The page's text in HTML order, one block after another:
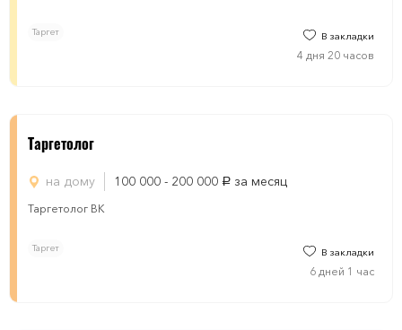
Таргет В закладки
4 дня 20 часов
Таргетолог
на дому 100 000 - 200 000 руб. за месяц
Таргетолог ВК
Таргет В закладки
6 дней 1 час